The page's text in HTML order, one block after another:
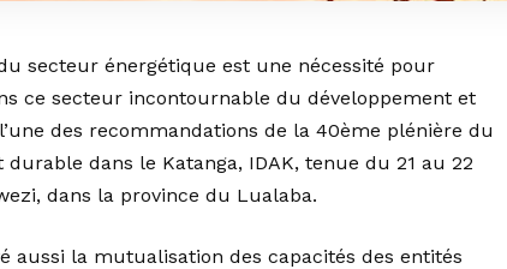
secteur énergétique est une nécessité pour
ce secteur incontournable du développement et
des recommandations de la 40ème plénière du
dans le Katanga, IDAK, tenue du 21 au 22
dans la province du Lualaba.
aussi la mutualisation des capacités des entités